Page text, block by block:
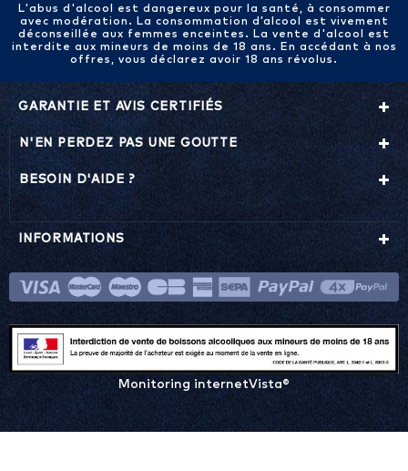
L'abus d'alcool est dangereux pour la santé, à consommer
avec modération. La consommation d’alcool est vivement
déconseillée aux femmes enceintes. La vente d'alcool est
interdite aux mineurs de moins de 18 ans. En accédant à nos
offres, vous déclarez avoir 18 ans révolus.
GARANTIE ET AVIS CERTIFIÉS
N'EN PERDEZ PAS UNE GOUTTE
BESOIN D'AIDE ?
INFORMATIONS
Monitoring internetVista®